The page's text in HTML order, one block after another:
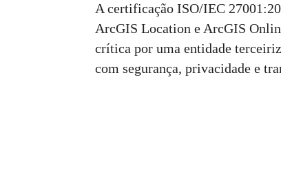
A certificação ISO/IEC
ArcGIS Location e ArcGIS
crítica por uma entidade
com segurança, privacidade e